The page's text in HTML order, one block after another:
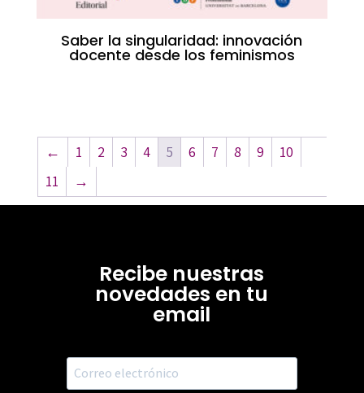
Saber la singularidad: innovación
docente desde los feminismos
← 1 2 3 4 5 6 7 8 9
10
11
→
Recibe nuestras
novedades en tu
email